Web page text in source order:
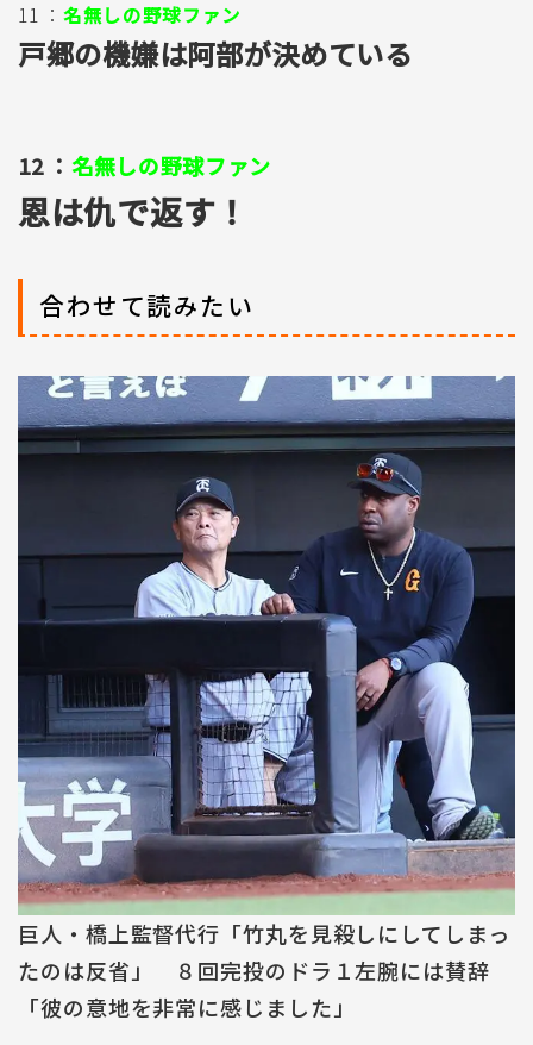
11 ： 名無しの野球ファン
戸郷の機嫌は阿部が決めている
12 ： 名無しの野球ファン
恩は仇で返す！
合わせて読みたい
巨人・橋上監督代行「竹丸を見殺しにしてしまっ
たのは反省」 ８回完投のドラ１左腕には賛辞
「彼の意地を非常に感じました」